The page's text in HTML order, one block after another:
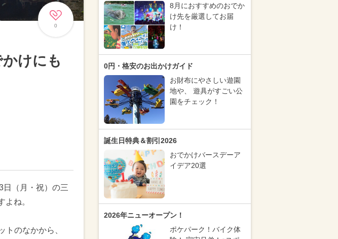
0
けにも
日（月・祝）の三
ね。
トのなかから、
8月におすすめのおでか
け先を厳選してお届
け！
0円・格安のお出かけガイド
お財布にやさしい遊園
地や、 遊具がすごい公
園をチェック！
誕生日特典＆割引2026
おでかけバースデーア
イデア20選
2026年ニューオープン！
ポケパーク！バイク体